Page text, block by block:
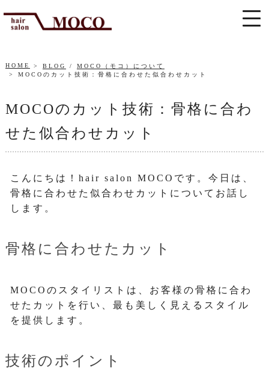
HOME BLOG / MOCO（モコ）について
MOCOのカット技術：骨格に合わせた似合わせカット
MOCOのカット技術：骨格に合わ
せた似合わせカット
こんにちは！hair salon MOCOです。今日は、
骨格に合わせた似合わせカットについてお話し
します。
骨格に合わせたカット
MOCOのスタイリストは、お客様の骨格に合わ
せたカットを行い、最も美しく見えるスタイル
を提供します。
技術のポイント